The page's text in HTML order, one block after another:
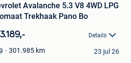
Avalanche 5.3 V8 4WD LPG
Trekhaak Pano Bo
Details
301.985 km 23 jul 26